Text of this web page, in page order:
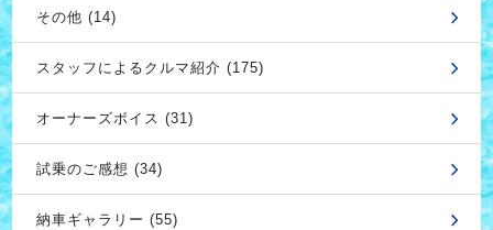
その他 (14)
スタッフによるクルマ紹介 (175)
オーナーズボイス (31)
試乗のご感想 (34)
納車ギャラリー (55)